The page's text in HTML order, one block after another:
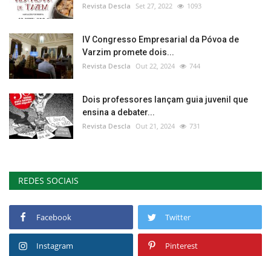
Revista Descla Set 27, 2022 1093
IV Congresso Empresarial da Póvoa de
Varzim promete dois...
Revista Descla Out 22, 2024 744
Dois professores lançam guia juvenil que
ensina a debater...
Revista Descla Out 21, 2024 731
REDES SOCIAIS
Facebook Twitter
Instagram Pinterest